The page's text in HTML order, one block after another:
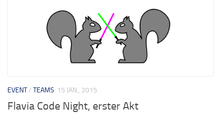
EVENT/ TEAMS 15 JAN., 2015
Flavia Code Night, erster Akt